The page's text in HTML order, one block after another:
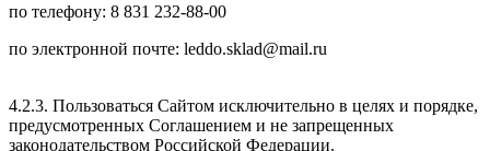
по телефону: 8 831 232-88-00
по электронной почте: leddo.sklad@mail.ru
4.2.3. Пользоваться Сайтом исключительно в целях и порядке,
предусмотренных Соглашением и не запрещенных
законодательством Российской Федерации.